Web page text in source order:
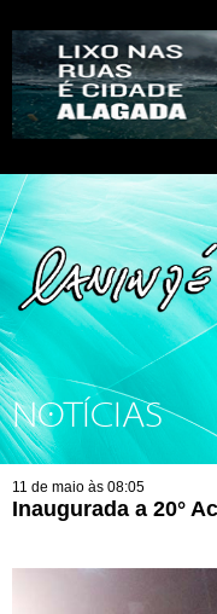
NOTÍCIAS
11 de maio às 08:05
Inaugurada a 20°